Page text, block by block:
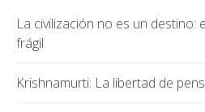
La civilización no es un destino:
frágil
Krishnamurti: La libertad de